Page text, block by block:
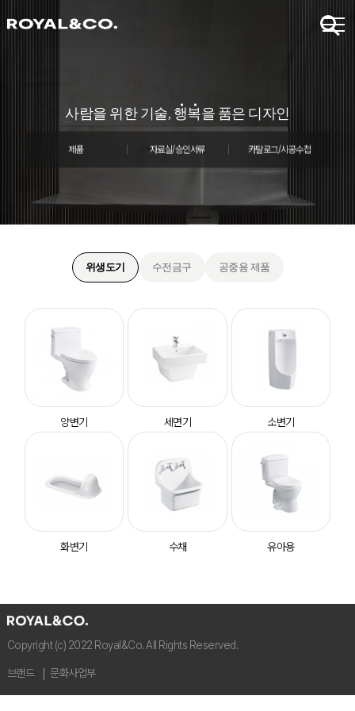
사람을 위한 기술, 행복을 품은 디자인
제품 자료실/승인서류 카탈로그/시공수첩
위생도기 수전금구 공중용 제품
양변기 세면기 소변기
화변기 수채 유아용
Copyright (c) 2022 Royal&Co. All Rights Reserved.
브랜드 문화사업부